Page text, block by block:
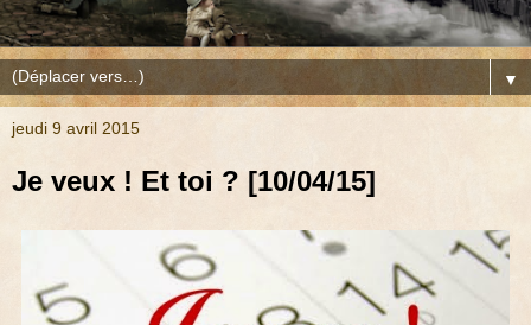
▼
jeudi 9 avril 2015
Je veux ! Et toi ? [10/04/15]